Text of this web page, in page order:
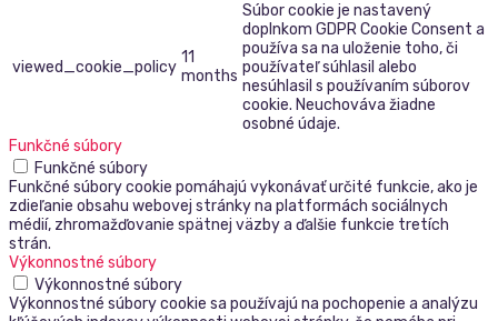
viewed_cookie_policy
11
months
Súbor cookie je nastavený
doplnkom GDPR Cookie Consent a
používa sa na uloženie toho, či
používateľ súhlasil alebo
nesúhlasil s používaním súborov
cookie. Neuchováva žiadne
osobné údaje.
Funkčné súbory
Funkčné súbory
Funkčné súbory cookie pomáhajú vykonávať určité funkcie, ako je
zdieľanie obsahu webovej stránky na platformách sociálnych
médií, zhromažďovanie spätnej väzby a ďalšie funkcie tretích
strán.
Výkonnostné súbory
Výkonnostné súbory
Výkonnostné súbory cookie sa používajú na pochopenie a analýzu